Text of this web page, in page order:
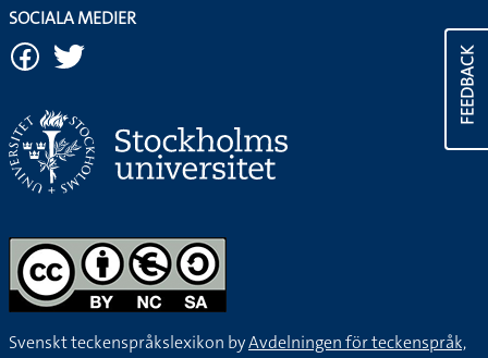
FEEDBACK
SOCIALA MEDIER
Svenskt teckenspråkslexikon byAvdelningen för teckenspråk,